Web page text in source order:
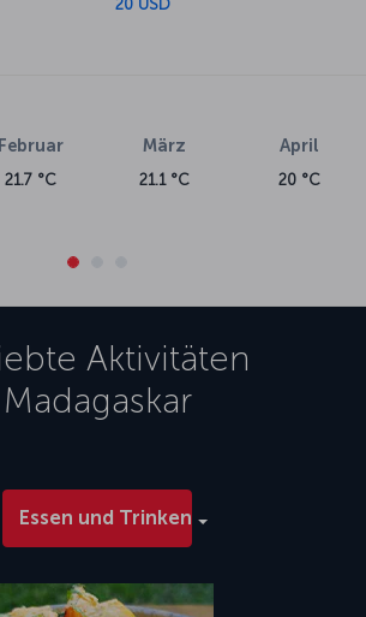
20 USD
Februar
21.7 °C
März
21.1 °C
April
20 °C
Aktivitäten
Madagaskar
Essen und Trinken